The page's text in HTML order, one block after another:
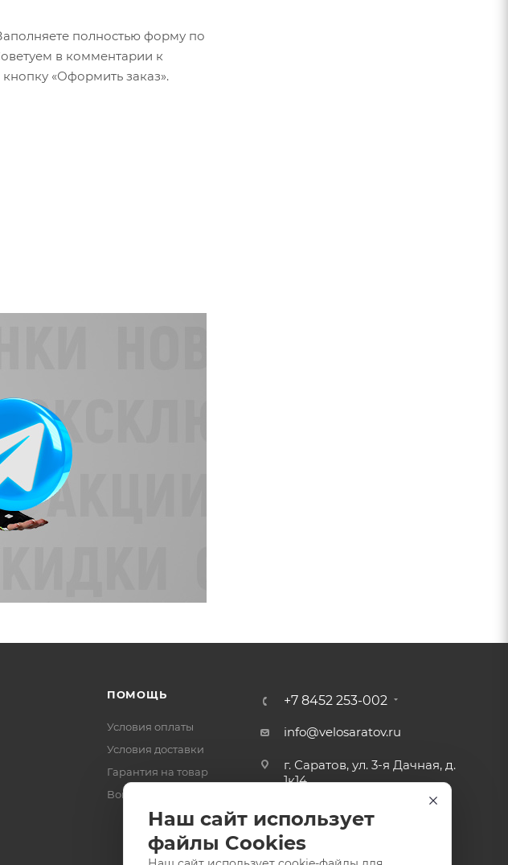
полностью форму по
в комментарии к
«Оформить заказ».
ПОМОЩЬ
Условия оплаты
Условия доставки
Гарантия на товар
Вопрос-ответ
+7 8452 253-002
info@velosaratov.ru
г. Саратов, ул. 3-я Дачная, д.
1к14
Наш сайт использует
файлы Cookies